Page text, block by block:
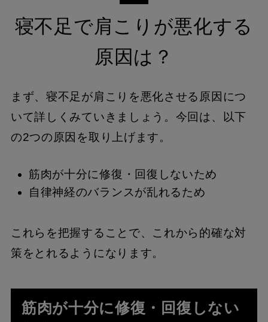
寝不足で肩こりが悪化する
原因は？
まず、寝不足が肩こりを悪化させる原因につ
いて詳しくみていきましょう。今回は、以下
の2つの原因を取り上げます。
筋肉が十分に修復・回復しないため
自律神経のバランスが乱れるため
これらを把握することで、これから的確な対
策をとれるようになります。
筋肉が十分に修復・回復しない